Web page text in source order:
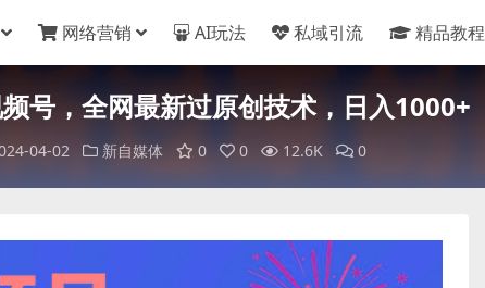
网络营销 AI玩法 私域引流 精品教程
号，全网最新过原创技术，日入1000+
04-02 新自媒体 0 0 12.6K 0